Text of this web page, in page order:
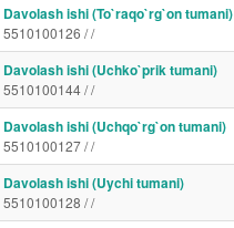
Davolash ishi (To`raqo`rg`on tumani)
5510100126 / /
Davolash ishi (Uchko`prik tumani)
5510100144 / /
Davolash ishi (Uchqo`rg`on tumani)
5510100127 / /
Davolash ishi (Uychi tumani)
5510100128 / /